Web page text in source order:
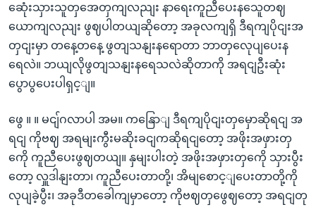
ဆေုံးသှားသူတှအေတှကျလညျး နာရေးကူညီပေးနသေူတဈ
ယောကျလညျး ဖွဈပါတယျဆိုတော့ အခုလကျရှိ ဒီရကျပိုငျးအ
တှငျးမှာ တနေ့တနေ့ ဖွတျသနျးနရောတာ ဘာတှလေုပျပေးန
ရေလဲ။ ဘယျလိုဖွတျသနျးနရေသလဲဆိုတာကို အရငျဦးဆုံး
ပွောပွပေးပါရှင့ျ။
ဖွေ ။ ။ မငျ်ဂလာပါ အမ။ ကနြောျ ဒီရကျပိုငျးတှမှောဆိုရငျ အ
ရငျ ကိုဗဈ အရမျးကွီးမဆိုးခငျကဆိုရငျတော့ အဖိုးအဖှားတှ
ကေို ကူညီပေးဖွဈတယျ။ နှမျးပါးတဲ့ အဖိုးအဖှားတှကေို သှားပွီး
တော့ လှူဒါနျးတာ၊ ကူညီပေးတာတို့၊ အိမျစောင့ျပေးတာတို့ကို
လုပျခဲ့ပွီး၊ အခုဒီတခေါကျမှာတော့ ကိုဗဈတှဖွေဈတော့ အရငျတု